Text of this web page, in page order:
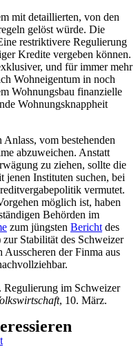
mit detaillierten, von den
gelöst würde. Die
restriktivere Regulierung
Kredite vergeben können.
und für immer mehr
Wohneigentum in noch
Wohnungsbau finanzielle
Wohnungsknappheit
vom bestehenden
abzuweichen. Anstatt
zu ziehen, sollte die
Instituten suchen, bei
vermutet.
möglich ist, haben
Behörden im
zum jüngsten Bericht des
Stabilität des Schweizer
der Finma aus
im Schweizer
, 10. März.